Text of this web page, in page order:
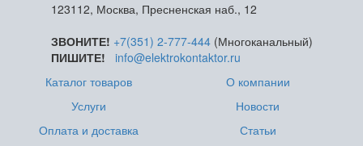
123112, Москва, Пресненская наб., 12
ЗВОНИТЕ! +7(351) 2-777-444(Многоканальный)
ПИШИТЕ!
info@elektrokontaktor.ru
Каталог товаров
Услуги
Оплата и доставка
О компании
Новости
Статьи